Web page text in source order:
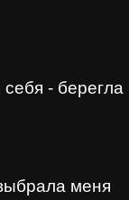
- берегла
меня